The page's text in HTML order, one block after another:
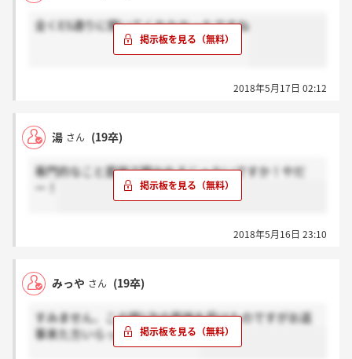
全くES通りに聞いてくれなかったですね
2018年5月17日 02:12
湯 さん (19卒)
専門的なこと面接で聞かれるじゃないですか！やだ
ー！
2018年5月16日 23:10
みっや さん (19卒)
すみません、この間1次の面接を受けたのですがお返
事来た方いらっしゃいますか？